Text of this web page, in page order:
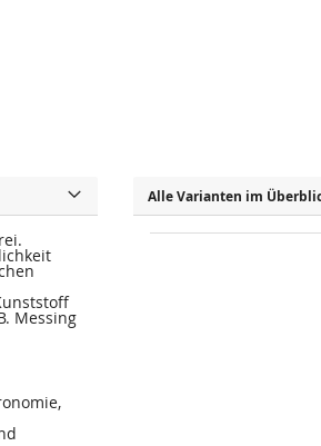
Messing
Alle Varianten im